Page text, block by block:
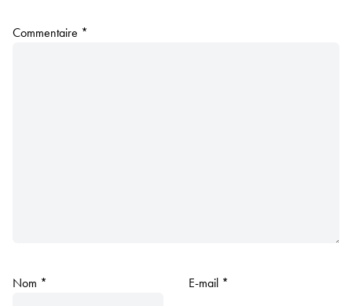
Commentaire *
Nom * E-mail *